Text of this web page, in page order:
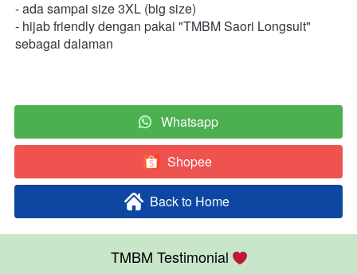
- ada sampai size 3XL (big size)
- hijab friendly dengan pakai "TMBM Saori Longsuit"
sebagai dalaman
` Whatsapp
` Shopee
` Back to Home
TMBM Testimonial